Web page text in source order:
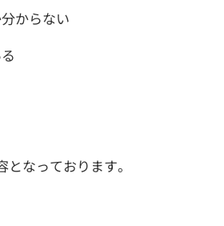
からない
なっております。